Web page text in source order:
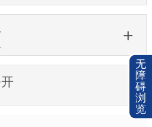
无
障
碍
浏
览